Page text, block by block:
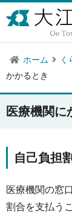
ホーム く
かかるとき
医療機関に
自己負担
医療機関の窓
割合を支払う